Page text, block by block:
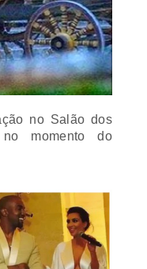
no Salão dos
momento do